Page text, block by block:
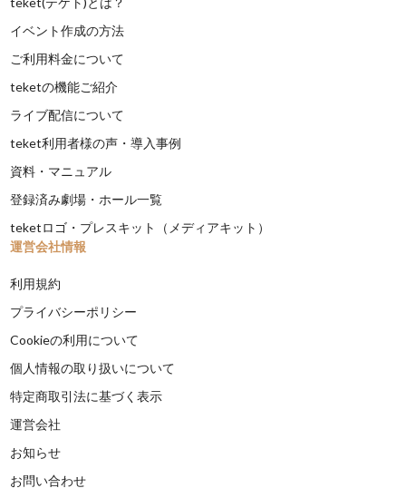
イベント作成の方法
ご利用料金について
teketの機能ご紹介
ライブ配信について
teket利用者様の声・導入事例
資料・マニュアル
登録済み劇場・ホール一覧
teketロゴ・プレスキット（メディアキット）
運営会社情報
利用規約
プライバシーポリシー
Cookieの利用について
個人情報の取り扱いについて
特定商取引法に基づく表示
運営会社
お知らせ
お問い合わせ